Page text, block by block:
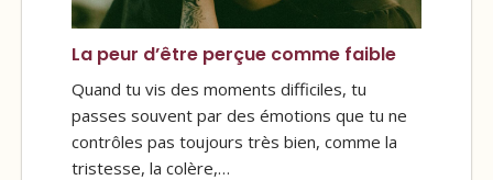
La peur d’être perçue comme faible
Quand tu vis des moments difficiles, tu
passes souvent par des émotions que tu ne
contrôles pas toujours très bien, comme la
tristesse, la colère,…